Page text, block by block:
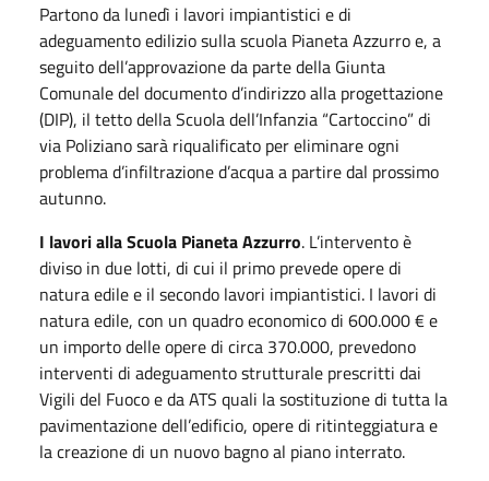
Partono da lunedì i lavori impiantistici e di
adeguamento edilizio sulla scuola Pianeta Azzurro e, a
seguito dell’approvazione da parte della Giunta
Comunale del documento d’indirizzo alla progettazione
(DIP), il tetto della Scuola dell’Infanzia “Cartoccino” di
via Poliziano sarà riqualificato per eliminare ogni
problema d’infiltrazione d’acqua a partire dal prossimo
autunno.
I lavori alla Scuola Pianeta Azzurro. L’intervento è
diviso in due lotti, di cui il primo prevede opere di
natura edile e il secondo lavori impiantistici. I lavori di
natura edile, con un quadro economico di 600.000 € e
un importo delle opere di circa 370.000, prevedono
interventi di adeguamento strutturale prescritti dai
Vigili del Fuoco e da ATS quali la sostituzione di tutta la
pavimentazione dell’edificio, opere di ritinteggiatura e
la creazione di un nuovo bagno al piano interrato.